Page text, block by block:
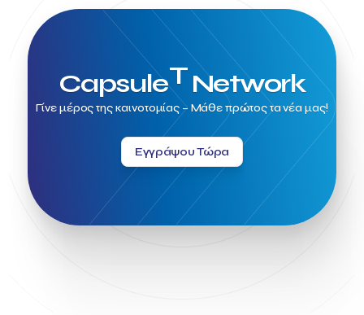
CapsuleTNetwork
Γίνε μέρος της καινοτομίας – Μάθε πρώτος τα νέα μας!
Εγγράψου Τώρα